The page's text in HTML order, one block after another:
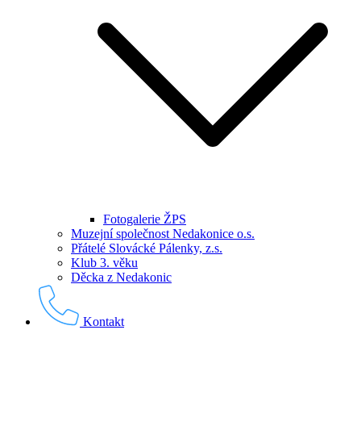
Fotogalerie ŽPS
Muzejní společnost Nedakonice o.s.
Přátelé Slovácké Pálenky, z.s.
Klub 3. věku
Děcka z Nedakonic
Kontakt